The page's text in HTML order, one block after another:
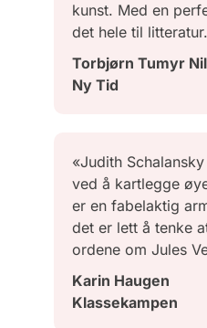
kunst. Med en
det hele til
Torbjørn Tumyr
Ny Tid
«Judith
ved å kartlegge
er en fabelaktig
det er lett å tenke
ordene om Jules
Karin Haugen
Klassekampen